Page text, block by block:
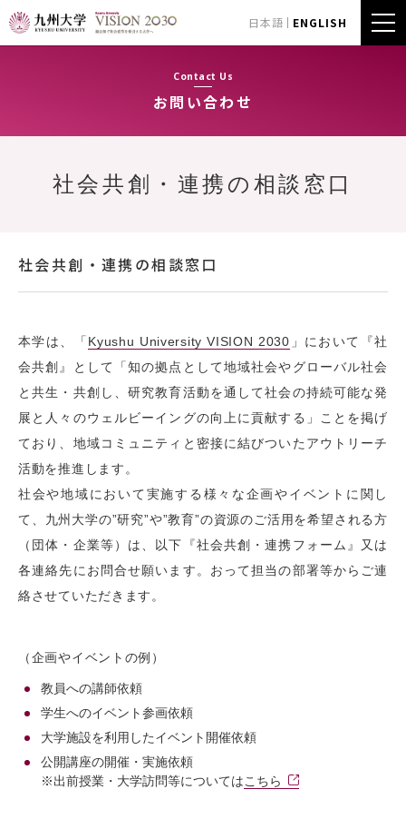
日本語 ENGLISH
Contact Us
お問い合わせ
社会共創・連携の相談窓口
社会共創・連携の相談窓口
本学は、「 Kyushu University VISION 2030 」において『社
会共創』として「知の拠点として地域社会やグローバル社会
と共生・共創し、研究教育活動を通して社会の持続可能な発
展と人々のウェルビーイングの向上に貢献する」ことを掲げ
ており、地域コミュニティと密接に結びついたアウトリーチ
活動を推進します。
社会や地域において実施する様々な企画やイベントに関し
て、九州大学の”研究”や”教育”の資源のご活用を希望される方
（団体・企業等）は、以下『社会共創・連携フォーム』又は
各連絡先にお問合せ願います。おって担当の部署等からご連
絡させていただきます。
（企画やイベントの例）
教員への講師依頼
学生へのイベント参画依頼
大学施設を利用したイベント開催依頼
公開講座の開催・実施依頼
※出前授業・大学訪問等についてはこちら